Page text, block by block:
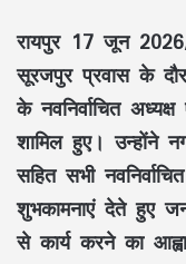
रायपुर 17 जून
सूरजपुर प्रवास के
के नवनिर्वाचित
शामिल हुए। उन्होंने
सहित सभी
शुभकामनाएं देते हुए
से कार्य करने का